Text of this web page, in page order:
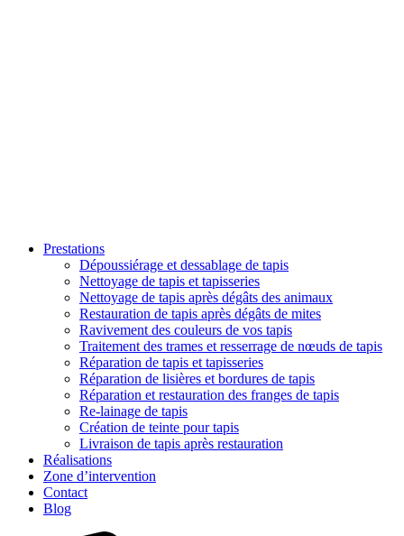
Prestations
Dépoussiérage et dessablage de tapis
Nettoyage de tapis et tapisseries
Nettoyage de tapis après dégâts des animaux
Restauration de tapis après dégâts de mites
Ravivement des couleurs de vos tapis
Traitement des trames et resserrage de nœuds de tapis
Réparation de tapis et tapisseries
Réparation de lisières et bordures de tapis
Réparation et restauration des franges de tapis
Re-lainage de tapis
Création de teinte pour tapis
Livraison de tapis après restauration
Réalisations
Zone d’intervention
Contact
Blog